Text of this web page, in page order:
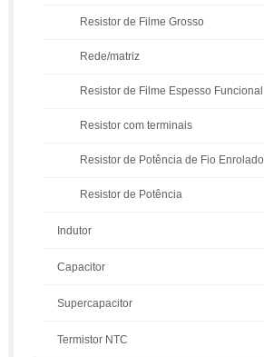
Resistor de Filme Grosso
Rede/matriz
Resistor de Filme Espesso Funcional
Resistor com terminais
Resistor de Potência de Fio Enrolado
Resistor de Potência
Indutor
Capacitor
Supercapacitor
Termistor NTC